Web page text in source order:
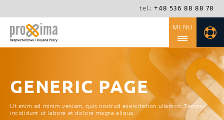
tel.: +48 536 88 88 78
MENU
NIEZBĘDNIK
KONTAKT
GENERIC PAGE
Ut enim ad minim veniam, quis nostrud exercitation ullamco. Tempor
incididunt ut labore et dolore magna aliqua.